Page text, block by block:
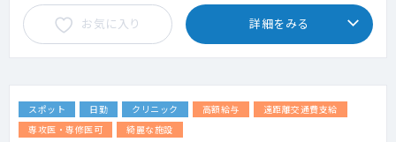
お気に入り 詳細をみる
スポット 日勤 クリニック 高額給与
遠距離交通費支給
専攻医・専修医可
綺麗な施設